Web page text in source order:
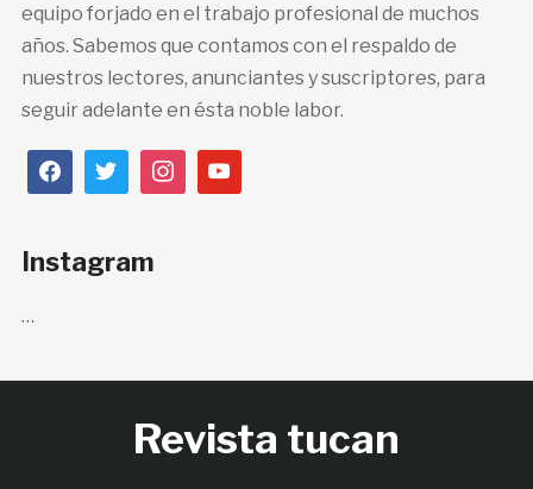
equipo forjado en el trabajo profesional de muchos
años. Sabemos que contamos con el respaldo de
nuestros lectores, anunciantes y suscriptores, para
seguir adelante en ésta noble labor.
Instagram
…
Revista tucan